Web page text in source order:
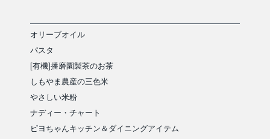
オリーブオイル
パスタ
[有機]播磨園製茶のお茶
しもやま農産の三色米
やさしい米粉
ナディー・チャート
ピヨちゃんキッチン＆ダイニングアイテム